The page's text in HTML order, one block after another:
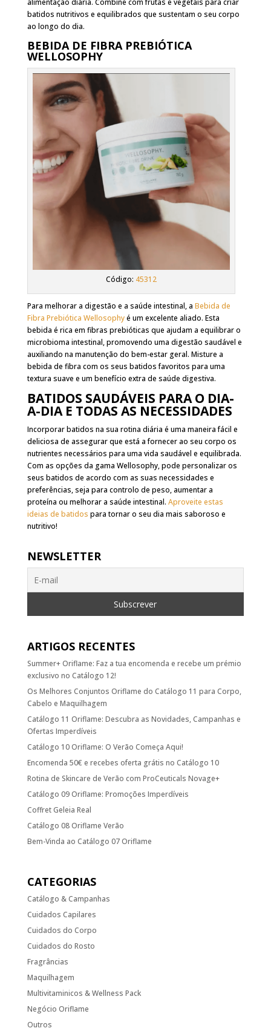
alimentação diária. Combine com frutas e vegetais para criar
batidos nutritivos e equilibrados que sustentam o seu corpo
ao longo do dia.
BEBIDA DE FIBRA PREBIÓTICA
WELLOSOPHY
Código: 45312
Para melhorar a digestão e a saúde intestinal, a Bebida de
Fibra Prebiótica Wellosophyé um excelente aliado. Esta
bebida é rica em fibras prebióticas que ajudam a equilibrar o
microbioma intestinal, promovendo uma digestão saudável e
auxiliando na manutenção do bem-estar geral. Misture a
bebida de fibra com os seus batidos favoritos para uma
textura suave e um benefício extra de saúde digestiva.
BATIDOS SAUDÁVEIS PARA O DIA-
A-DIA E TODAS AS NECESSIDADES
Incorporar batidos na sua rotina diária é uma maneira fácil e
deliciosa de assegurar que está a fornecer ao seu corpo os
nutrientes necessários para uma vida saudável e equilibrada.
Com as opções da gama Wellosophy, pode personalizar os
seus batidos de acordo com as suas necessidades e
preferências, seja para controlo de peso, aumentar a
proteína ou melhorar a saúde intestinal. Aproveite estas
ideias de batidos para tornar o seu dia mais saboroso e
nutritivo!
NEWSLETTER
ARTIGOS RECENTES
Summer+ Oriflame: Faz a tua encomenda e recebe um prémio
exclusivo no Catálogo 12!
Os Melhores Conjuntos Oriflame do Catálogo 11 para Corpo,
Cabelo e Maquilhagem
Catálogo 11 Oriflame: Descubra as Novidades, Campanhas e
Ofertas Imperdíveis
Catálogo 10 Oriflame: O Verão Começa Aqui!
Encomenda 50€ e recebes oferta grátis no Catálogo 10
Rotina de Skincare de Verão com ProCeuticals Novage+
Catálogo 09 Oriflame: Promoções Imperdíveis
Coffret Geleia Real
Catálogo 08 Oriflame Verão
Bem-Vinda ao Catálogo 07 Oriflame
CATEGORIAS
Catálogo & Campanhas
Cuidados Capilares
Cuidados do Corpo
Cuidados do Rosto
Fragrâncias
Maquilhagem
Multivitaminicos & Wellness Pack
Negócio Oriflame
Outros